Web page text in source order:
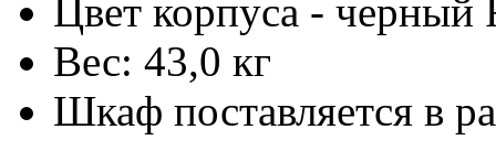
Цвет корпуса - черный
Вес: 43,0 кг
Шкаф поставляется в